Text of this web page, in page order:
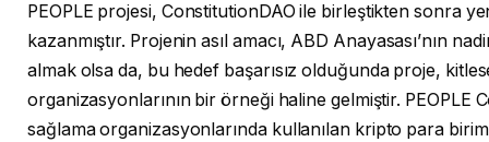
PEOPLE projesi, ConstitutionDAO ile birleştikten sonra
kazanmıştır. Projenin asıl amacı, ABD Anayasası’nın
almak olsa da, bu hedef başarısız olduğunda proje,
organizasyonlarının bir örneği haline gelmiştir. PEOPLE
sağlama organizasyonlarında kullanılan kripto para